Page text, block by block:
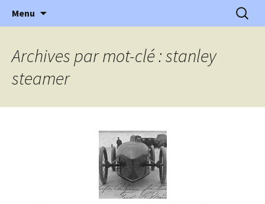
l'Automobile Ancienne
l'automobile ancienne : articles, historiques
…
Menu
Archives par mot-clé : stanley
steamer